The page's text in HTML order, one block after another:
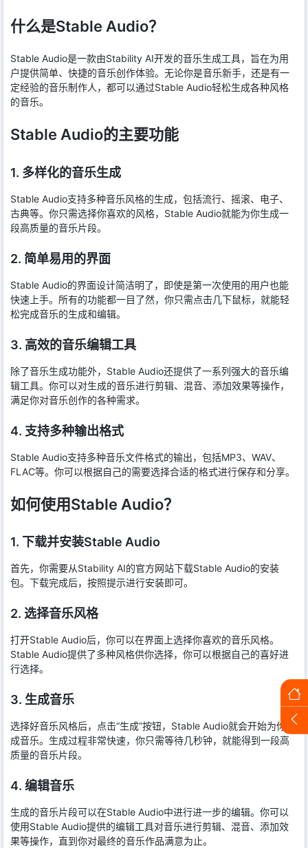
什么是Stable Audio？
Stable Audio是一款由Stability AI开发的音乐生成工具，旨在为用
户提供简单、快捷的音乐创作体验。无论你是音乐新手，还是有一
定经验的音乐制作人，都可以通过Stable Audio轻松生成各种风格
的音乐。
Stable Audio的主要功能
1. 多样化的音乐生成
Stable Audio支持多种音乐风格的生成，包括流行、摇滚、电子、
古典等。你只需选择你喜欢的风格，Stable Audio就能为你生成一
段高质量的音乐片段。
2. 简单易用的界面
Stable Audio的界面设计简洁明了，即使是第一次使用的用户也能
快速上手。所有的功能都一目了然，你只需点击几下鼠标，就能轻
松完成音乐的生成和编辑。
3. 高效的音乐编辑工具
除了音乐生成功能外，Stable Audio还提供了一系列强大的音乐编
辑工具。你可以对生成的音乐进行剪辑、混音、添加效果等操作，
满足你对音乐创作的各种需求。
4. 支持多种输出格式
Stable Audio支持多种音乐文件格式的输出，包括MP3、WAV、
FLAC等。你可以根据自己的需要选择合适的格式进行保存和分享。
如何使用Stable Audio？
1. 下载并安装Stable Audio
首先，你需要从Stability AI的官方网站下载Stable Audio的安装
包。下载完成后，按照提示进行安装即可。
2. 选择音乐风格
打开Stable Audio后，你可以在界面上选择你喜欢的音乐风格。
Stable Audio提供了多种风格供你选择，你可以根据自己的喜好进
行选择。
3. 生成音乐
选择好音乐风格后，点击“生成”按钮，Stable Audio就会开始为你生
成音乐。生成过程非常快速，你只需等待几秒钟，就能得到一段高
质量的音乐片段。
4. 编辑音乐
生成的音乐片段可以在Stable Audio中进行进一步的编辑。你可以
使用Stable Audio提供的编辑工具对音乐进行剪辑、混音、添加效
果等操作，直到你对最终的音乐作品满意为止。